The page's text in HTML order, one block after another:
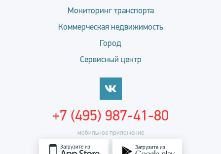
Мониторинг транспорта
Коммерческая недвижимость
Город
Сервисный центр
мобильное приложение
Загрузите из Загрузите из
+7 (495) 987-41-80